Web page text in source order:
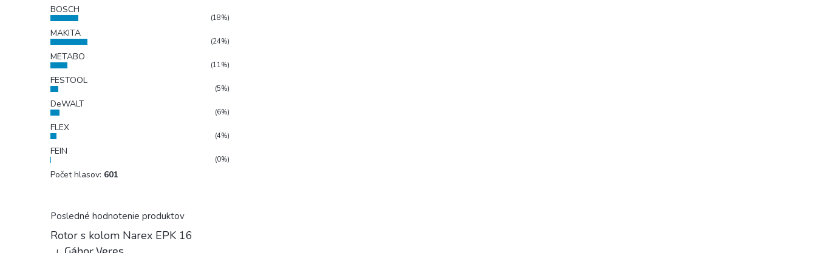
BOSCH
(18%)
MAKITA
(24%)
METABO
(11%)
FESTOOL
(5%)
DeWALT
(6%)
FLEX
(4%)
FEIN
(0%)
Počet hlasov: 601
Posledné hodnotenie produktov
Rotor s kolom Narex EPK 16